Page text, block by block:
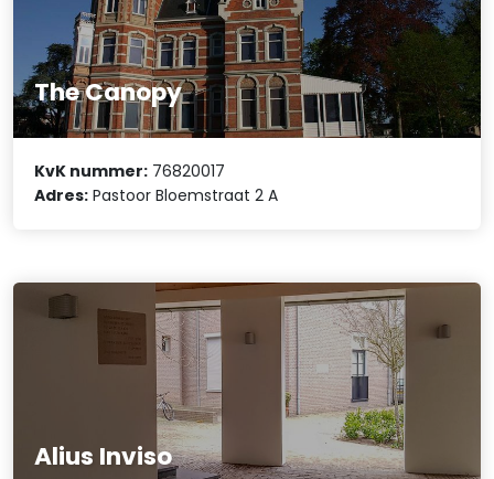
The Canopy
KvK nummer: 76820017
Adres: Pastoor Bloemstraat 2 A
Alius Inviso